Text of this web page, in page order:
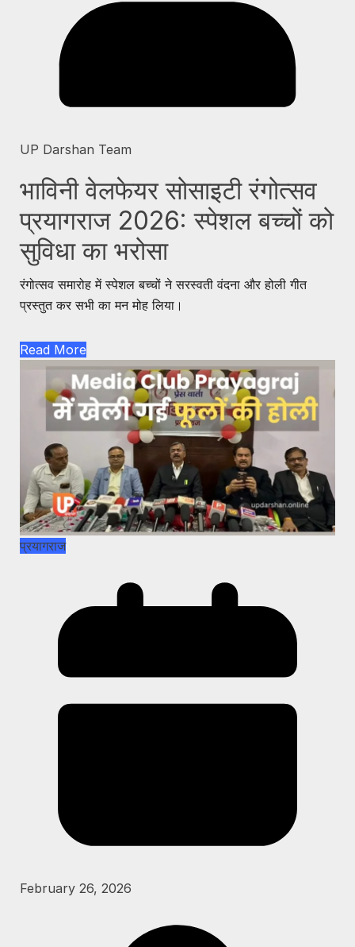
UP Darshan Team
भाविनी वेलफेयर सोसाइटी रंगोत्सव
प्रयागराज 2026: स्पेशल बच्चों को
सुविधा का भरोसा
रंगोत्सव समारोह में स्पेशल बच्चों ने सरस्वती वंदना और होली गीत
प्रस्तुत कर सभी का मन मोह लिया।
Read More
प्रयागराज
February 26, 2026